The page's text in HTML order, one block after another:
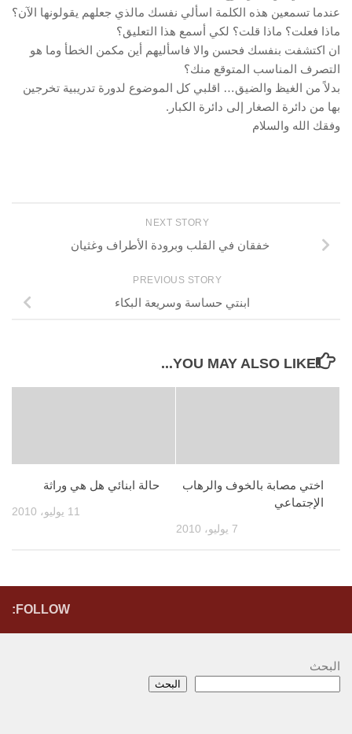
عندما تسمعين هذه الكلمة اسألي نفسك مالذي جعلهم يقولونها الآن؟
ماذا فعلت؟ ماذا قلت؟ لكي أسمع هذا التعليق؟
ان اكتشفت بنفسك فحسن والا فاسأليهم أين مكمن الخطأ وما هو
التصرف المناسب المتوقع منك؟
بدلاً من الغيظ والضيق… اقلبي كل الموضوع لدورة تدريبية تخرجين
بها من دائرة الصغار إلى دائرة الكبار.
وفقك الله والسلام
NEXT STORY
خفقان في القلب وبرودة الأطراف وغثيان
PREVIOUS STORY
ابنتي حساسة وسريعة البكاء
YOU MAY ALSO LIKE...
حالة ابنائي هل هي وراثة
11 يوليو، 2010
اختي مصابة بالخوف والرهاب
الإجتماعي
7 يوليو، 2010
FOLLOW:
البحث
البحث